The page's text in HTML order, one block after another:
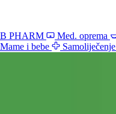
B PHARM Med. oprema
Mame i bebe
Samoliječenje